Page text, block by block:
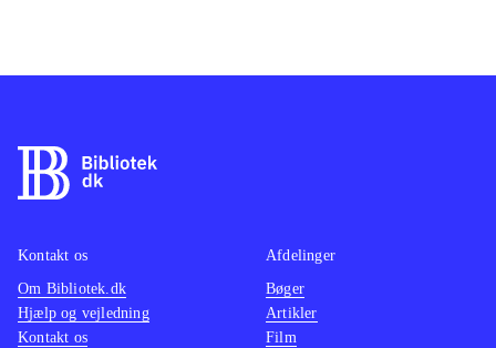
Kontakt os
Om Bibliotek.dk
Hjælp og vejledning
Kontakt os
Afdelinger
Bøger
Artikler
Film